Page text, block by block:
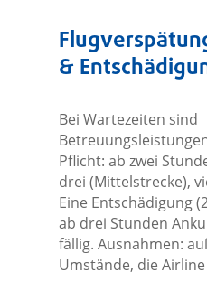
&
Bei Wartezeiten sind
Pflicht: ab zwei
drei (Mittelstrecke),
Eine Entschädigung
ab drei Stunden
fällig. Ausnahmen:
Umstände, die